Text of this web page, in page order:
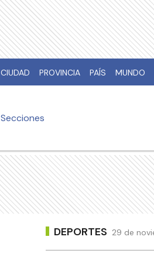
CIUDAD PROVINCIA PAÍS MUNDO
Secciones
DEPORTES 29 de